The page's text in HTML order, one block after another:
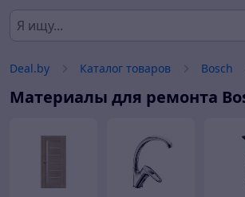
Deal.by Каталог товаров Bosch
Материалы для ремонта